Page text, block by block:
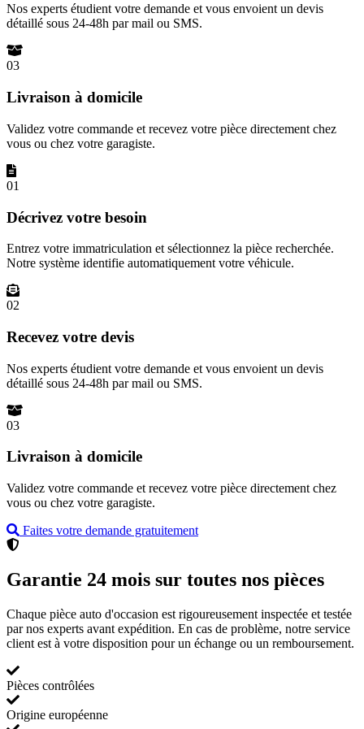
Nos experts étudient votre demande et vous envoient un devis
détaillé sous 24-48h par mail ou SMS.
03
Livraison à domicile
Validez votre commande et recevez votre pièce directement chez
vous ou chez votre garagiste.
01
Décrivez votre besoin
Entrez votre immatriculation et sélectionnez la pièce recherchée.
Notre système identifie automatiquement votre véhicule.
02
Recevez votre devis
Nos experts étudient votre demande et vous envoient un devis
détaillé sous 24-48h par mail ou SMS.
03
Livraison à domicile
Validez votre commande et recevez votre pièce directement chez
vous ou chez votre garagiste.
Faites votre demande gratuitement
Garantie 24 mois sur toutes nos pièces
Chaque pièce auto d'occasion est rigoureusement inspectée et testée
par nos experts avant expédition. En cas de problème, notre service
client est à votre disposition pour un échange ou un remboursement.
Pièces contrôlées
Origine européenne